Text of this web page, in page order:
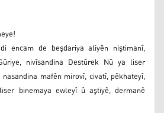
encam de beşdariya aliyên niştimanî,
nivîsandina Destûrek Nû ya liser
mafên mirovî, civatî, pêkhateyî,
binemaya ewleyî û aştiyê, dermanê